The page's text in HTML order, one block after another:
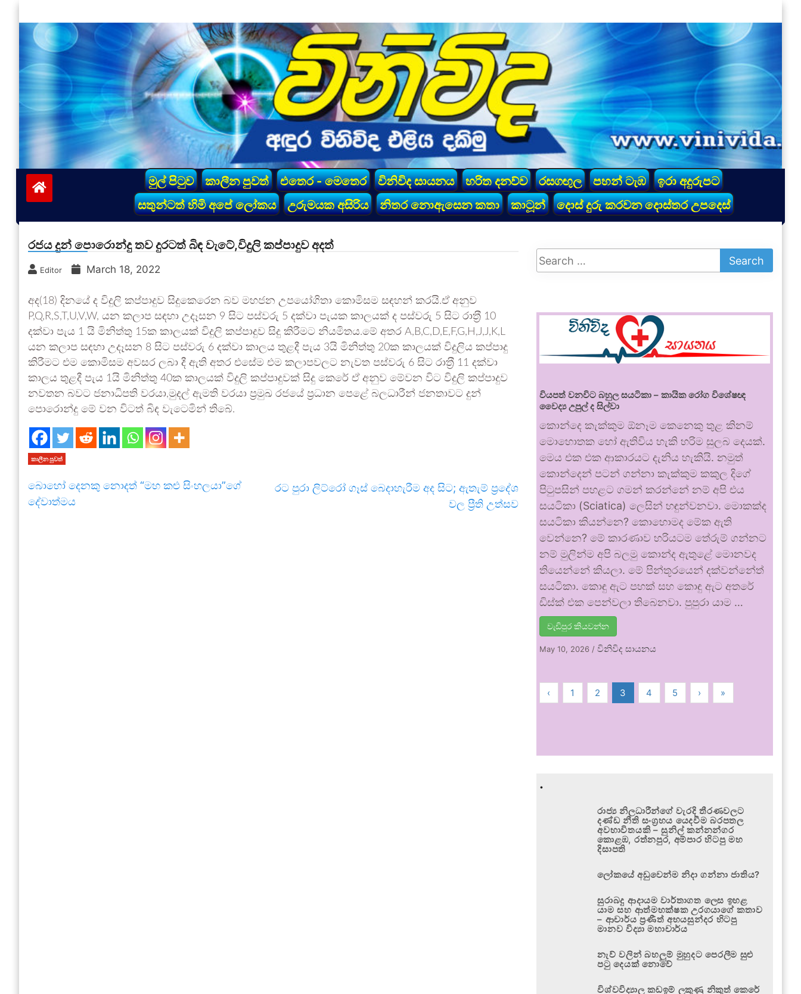
to
content
vinivida.lk
මුල් පිටුව කාලීන පුවත් එතෙර - මෙතෙර විනිවිද සායනය හරිත දනව්ව රසගඟුල පහන් ටැඹ
ඉරා අදුරුපට
සතුන්ටත් හිමි අපේ ලෝකය
උරුමයක අසිරිය නිතර නොඇසෙන කතා කාටූන් දොස් දුරු කරවන දොස්තර උපදෙස්
රජය දුන් පොරොන්දු තව දුරටත් බිඳ වැටේ,විදුලි කප්පාදුව අදත්
Editor March 18, 2022
අද(18) දිනයේ ද විදුලි කප්පාදුව සිදුකෙරෙන බව මහජන උපයෝගිතා කොමිසම සඳහන් කරයි.ඒ අනුව
P,Q,R,S,T,U,V,W, යන කලාප සඳහා උදෑසන 9 සිට පස්වරු 5 දක්වා පැයක කාලයක් ද පස්වරු 5 සිට රාත‍්‍රී 10
දක්වා පැය 1 යි මිනිත්තු 15ක කාලයක් විදුලි කප්පාදුව සිදු කිරීමට නියමිතය.මේ අතර A,B,C,D,E,F,G,H,J,J,K,L
යන කලාප සඳහා උදෑසන 8 සිට පස්වරු 6 දක්වා කාලය තුළදී පැය 3යි මිනිත්තු 20ක කාලයක් විදුලිය කප්පාදු
කිරීමට එම කොමිසම අවසර ලබා දී ඇති අතර එසේම එම කලාපවලට නැවත පස්වරු 6 සිට රාත‍්‍රී 11 දක්වා
කාලය තුළදී පැය 1යි මිනිත්තු 40ක කාලයක් විදුලි කප්පාදුවක් සිදු කෙරේ ඒ අනුව මේවන විට විදුලි කප්පාදුව
නවතන බවට ජනාධිපති වරයා,මුදල් ඇමති වරයා ප්‍රමුඛ රජයේ ප්‍රධාන පෙළේ බලධාරීන් ජනතාවට දුන්
පොරොන්දු මේ වන විටත් බිඳ වැටෙමින් තිබේ.
කාලීන පුවත්
බොහෝ දෙනකු නොදත් “මහ කළු සිංහලයා”ගේ
දේවාත්මය
රට පුරා ලිට්රෝ ගෑස් බෙදාහැරීම අද සිට; ඇතැම් ප්‍රදේශ
වල ප්‍රීති උත්සව
වියපත් වනවිට බහුල සයටිකා – කායික රෝග විශේෂඥ
වෛද්‍ය උපුල් ද සිල්වා
කොන්දෙ කැක්කුම ඕනෑම කෙනෙකු තුළ කිනම්
මොහොතක හෝ ඇතිවිය හැකි හරිම සුලබ දෙයක්.
මෙය එක එක ආකාරයට දැනිය හැකියි. නමුත්
කොන්දෙන් පටන් ගන්නා කැක්කුම කකුල දිගේ
පිටුපසින් පහළට ගමන් කරන්නේ නම් අපි එය
සයටිකා (Sciatica) ලෙසින් හඳුන්වනවා. මොකක්ද
සයටිකා කියන්නෙ? කොහොමද මේක ඇති
වෙන්නෙ? මේ කාරණාව හරියටම තේරුම් ගන්නට
නම් මුලින්ම අපි බලමු කොන්ද ඇතුළේ මොනවද
තියෙන්නේ කියලා. මේ පින්තූරයෙන් දක්වන්නේත්
සයටිකා. කොඳු ඇට පහක් සහ කොඳු ඇට අතරේ
ඩිස්ක් එක පෙන්වලා තිබෙනවා. පුපුරා යාම …
වැඩිපුර කියවන්න
May 10, 2026 /විනිවිද සායනය
‹ 1 2 3 4 5 › »
.
රාජ්‍ය නිලධාරීන්ගේ වැරදි තීරණවලට
දණ්ඩ නීති සංග්‍රහය යෙදවීම බරපතල
අවභාවිතයකි – සුනිල් කන්නන්ගර
කොළඹ, රත්නපුර, අම්පාර හිටපු මහ
දිසාපති
ලෝකයේ අඩුවෙන්ම නිදා ගන්නා ජාතිය?
සුරාබදු ආදායම වාර්තාගත ලෙස ඉහළ
යාම සහ ආත්මභක්ෂක උරගයාගේ කතාව
– ආචාර්ය ප්‍රණීත් අභයසුන්දර හිටපු
මානව විද්‍යා මහාචාර්ය
නැව් වලින් බහලුම් මුහුදට පෙරලීම සුළු
පටු දෙයක් නොවේ
විශ්වවිද්‍යාල කඩඉම් ලකුණු නිකුත් කෙරේ